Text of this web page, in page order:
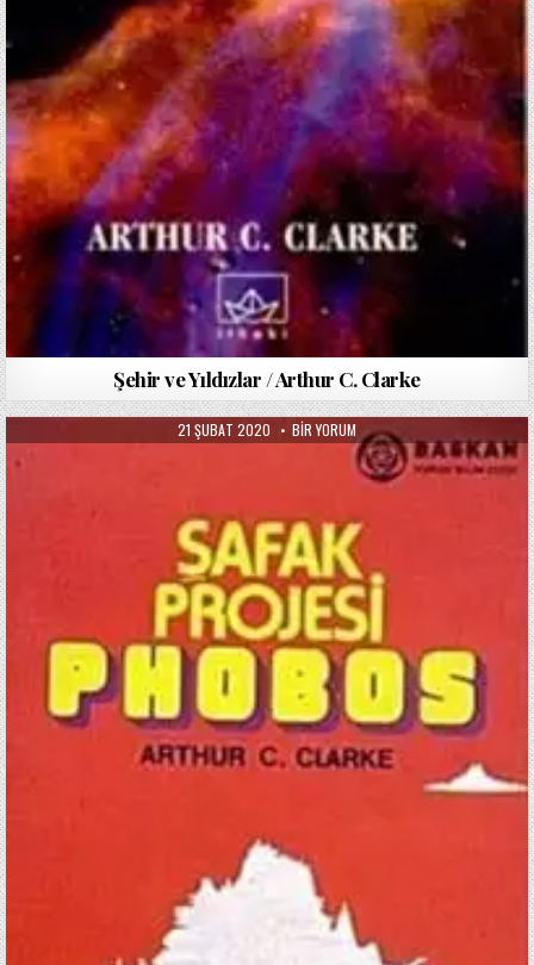
Şehir ve Yıldızlar / Arthur C. Clarke
PUBLISHED
DATE:
21 ŞUBAT 2020 ŞAFAK
PROJESI
CLARKE
IÇIN
BIR YORUM